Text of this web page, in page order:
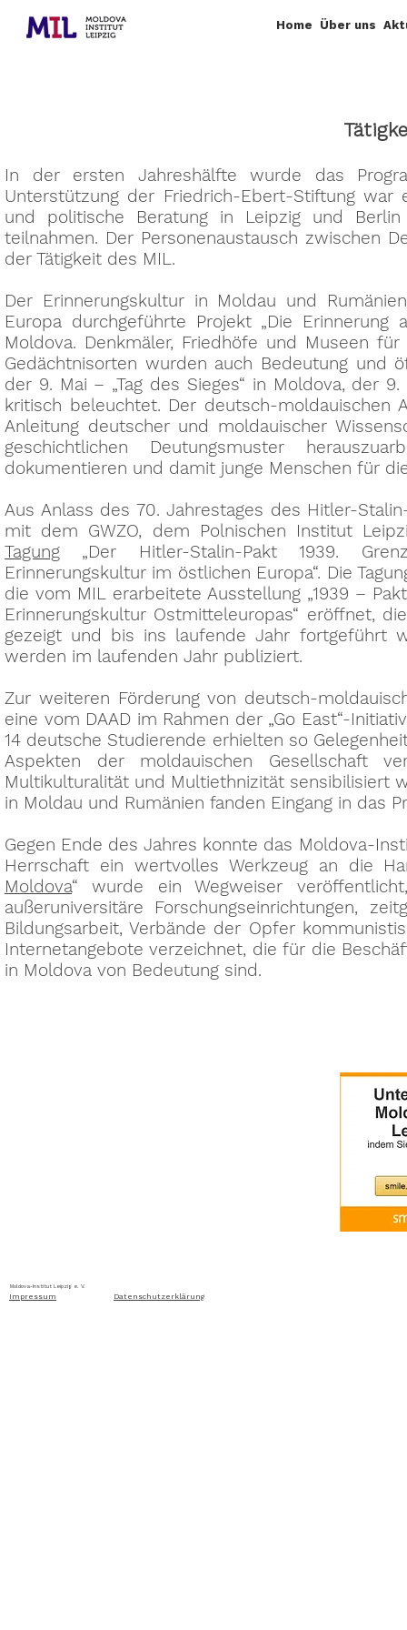
Home Über uns
In der ersten Jahreshälfte wurde das
Unterstützung der Friedrich-Ebert-Stiftung
und politische Beratung in Leipzig und
teilnahmen. Der Personenaustausch zwischen
der Tätigkeit des MIL.
Der Erinnerungskultur in Moldau und
Europa durchgeführte Projekt „Die
Moldova. Denkmäler, Friedhöfe und Museen
Gedächtnisorten wurden auch Bedeutung und
der 9. Mai – „Tag des Sieges“ in Moldova, der
kritisch beleuchtet. Der deutsch-moldauischen
Anleitung deutscher und moldauischer
geschichtlichen Deutungsmuster
dokumentieren und damit junge Menschen für
Aus Anlass des 70. Jahrestages des Hitler-
mit dem GWZO, dem Polnischen Institut
Tagung „Der Hitler-Stalin-Pakt 1939.
Erinnerungskultur im östlichen Europa“. Die
die vom MIL erarbeitete Ausstellung „1939 –
Erinnerungskultur Ostmitteleuropas“ eröffnet,
gezeigt und bis ins laufende Jahr fortgeführt
werden im laufenden Jahr publiziert.
Zur weiteren Förderung von deutsch-
eine vom DAAD im Rahmen der „Go East“-
14 deutsche Studierende erhielten so
Aspekten der moldauischen Gesellschaft
Multikulturalität und Multiethnizität sensibilisiert
in Moldau und Rumänien fanden Eingang in das
Gegen Ende des Jahres konnte das Moldova-
Herrschaft ein wertvolles Werkzeug an die
Moldova“ wurde ein Wegweiser
außeruniversitäre Forschungseinrichtungen,
Bildungsarbeit, Verbände der Opfer
Internetangebote verzeichnet, die für die
in Moldova von Bedeutung sind.
Moldova-Institut Leipzig e. V. Ritterstraße 24, D-04109
Impressum Datenschutzerklärung